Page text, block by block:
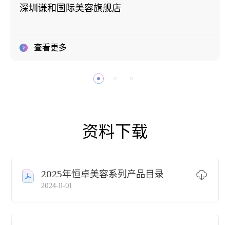
深圳谦和国际美容旗舰店
查看更多
资料下载
2025年恒卓美容系列产品目录
2024-11-01